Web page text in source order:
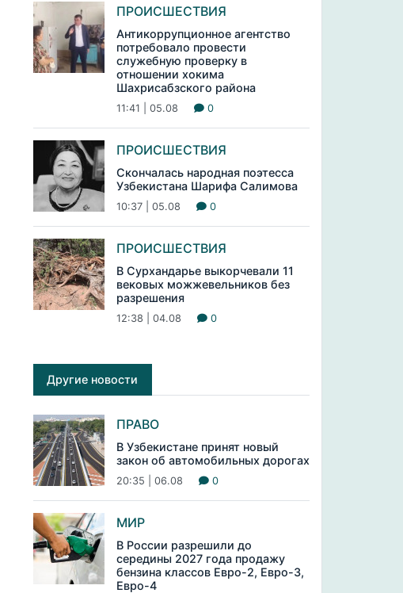
ПРОИСШЕСТВИЯ
Антикоррупционное агентство
потребовало провести
служебную проверку в
отношении хокима
Шахрисабзского района
11:41 | 05.08 0
ПРОИСШЕСТВИЯ
Скончалась народная поэтесса
Узбекистана Шарифа Салимова
10:37 | 05.08 0
ПРОИСШЕСТВИЯ
В Сурхандарье выкорчевали 11
вековых можжевельников без
разрешения
12:38 | 04.08 0
Другие новости
ПРАВО
В Узбекистане принят новый
закон об автомобильных дорогах
20:35 | 06.08 0
МИР
В России разрешили до
середины 2027 года продажу
бензина классов Евро-2, Евро-3,
Евро-4